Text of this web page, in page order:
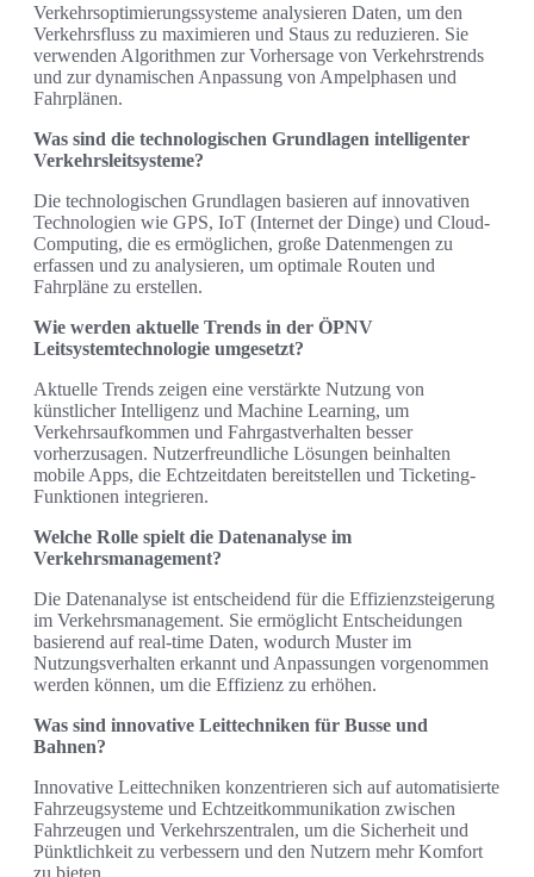
Verkehrsoptimierungssysteme analysieren Daten, um den
Verkehrsfluss zu maximieren und Staus zu reduzieren. Sie
verwenden Algorithmen zur Vorhersage von Verkehrstrends
und zur dynamischen Anpassung von Ampelphasen und
Fahrplänen.
Was sind die technologischen Grundlagen intelligenter
Verkehrsleitsysteme?
Die technologischen Grundlagen basieren auf innovativen
Technologien wie GPS, IoT (Internet der Dinge) und Cloud-
Computing, die es ermöglichen, große Datenmengen zu
erfassen und zu analysieren, um optimale Routen und
Fahrpläne zu erstellen.
Wie werden aktuelle Trends in der ÖPNV
Leitsystemtechnologie umgesetzt?
Aktuelle Trends zeigen eine verstärkte Nutzung von
künstlicher Intelligenz und Machine Learning, um
Verkehrsaufkommen und Fahrgastverhalten besser
vorherzusagen. Nutzerfreundliche Lösungen beinhalten
mobile Apps, die Echtzeitdaten bereitstellen und Ticketing-
Funktionen integrieren.
Welche Rolle spielt die Datenanalyse im
Verkehrsmanagement?
Die Datenanalyse ist entscheidend für die Effizienzsteigerung
im Verkehrsmanagement. Sie ermöglicht Entscheidungen
basierend auf real-time Daten, wodurch Muster im
Nutzungsverhalten erkannt und Anpassungen vorgenommen
werden können, um die Effizienz zu erhöhen.
Was sind innovative Leittechniken für Busse und
Bahnen?
Innovative Leittechniken konzentrieren sich auf automatisierte
Fahrzeugsysteme und Echtzeitkommunikation zwischen
Fahrzeugen und Verkehrszentralen, um die Sicherheit und
Pünktlichkeit zu verbessern und den Nutzern mehr Komfort
zu bieten.